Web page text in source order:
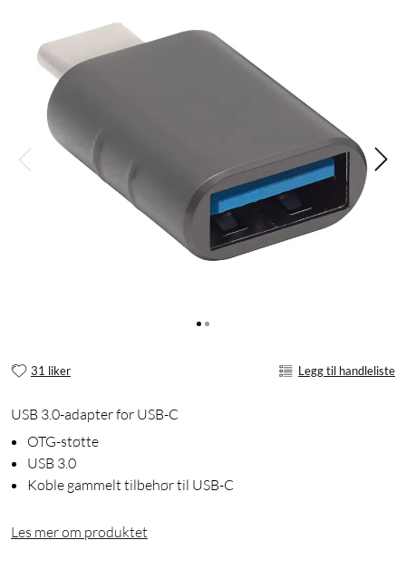
31 liker Legg til handleliste
USB 3.0-adapter for USB-C
OTG-støtte
USB 3.0
Koble gammelt tilbehør til USB-C
Les mer om produktet